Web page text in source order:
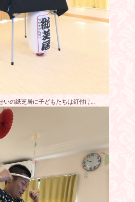
いの紙芝居に子どもたちは釘付け…